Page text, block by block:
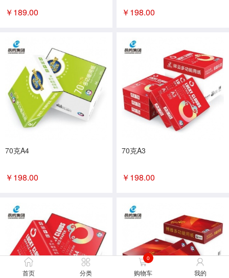
￥189.00 ￥198.00
70克A4
￥198.00
70克A3
￥198.00
首页 分类
0
购物车 我的